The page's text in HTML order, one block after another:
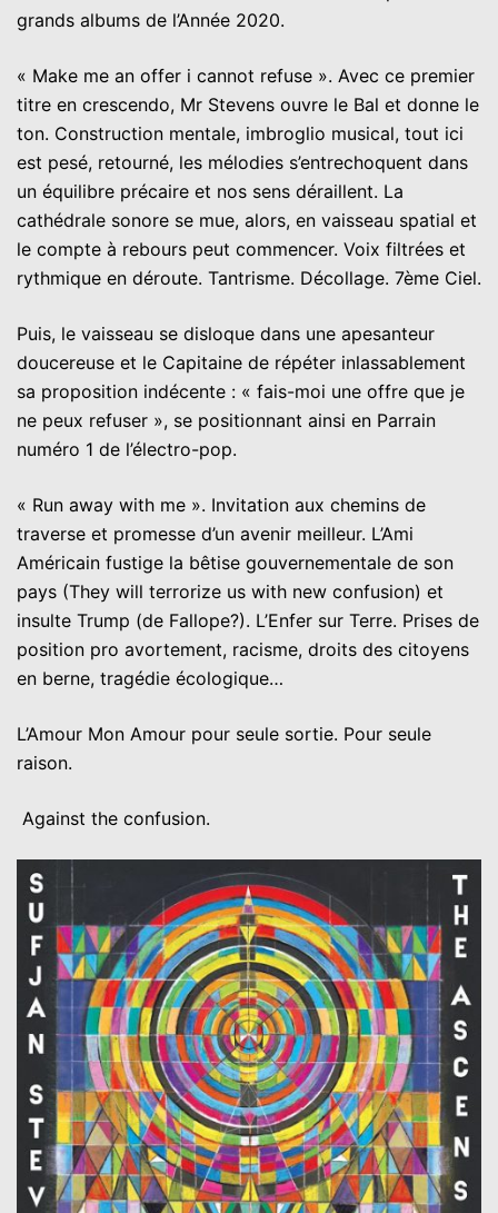
grands albums de l’Année 2020.
« Make me an offer i cannot refuse ». Avec ce premier
titre en crescendo, Mr Stevens ouvre le Bal et donne le
ton. Construction mentale, imbroglio musical, tout ici
est pesé, retourné, les mélodies s’entrechoquent dans
un équilibre précaire et nos sens déraillent. La
cathédrale sonore se mue, alors, en vaisseau spatial et
le compte à rebours peut commencer. Voix filtrées et
rythmique en déroute. Tantrisme. Décollage. 7ème Ciel.
Puis, le vaisseau se disloque dans une apesanteur
doucereuse et le Capitaine de répéter inlassablement
sa proposition indécente : « fais-moi une offre que je
ne peux refuser », se positionnant ainsi en Parrain
numéro 1 de l’électro-pop.
« Run away with me ». Invitation aux chemins de
traverse et promesse d’un avenir meilleur. L’Ami
Américain fustige la bêtise gouvernementale de son
pays (They will terrorize us with new confusion) et
insulte Trump (de Fallope?). L’Enfer sur Terre. Prises de
position pro avortement, racisme, droits des citoyens
en berne, tragédie écologique…
L’Amour Mon Amour pour seule sortie. Pour seule
raison.
Against the confusion.